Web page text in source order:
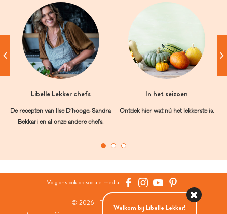
Libelle Lekker chefs
De recepten van Ilse D’hooge, Sandra
Bekkari en al onze andere chefs.
In het seizoen
Ontdek hier wat nú het lekkerste is.
Volg ons ook op sociale media:
© 2026 - Roularta Media Group
Welkom bij Libelle Lekker!